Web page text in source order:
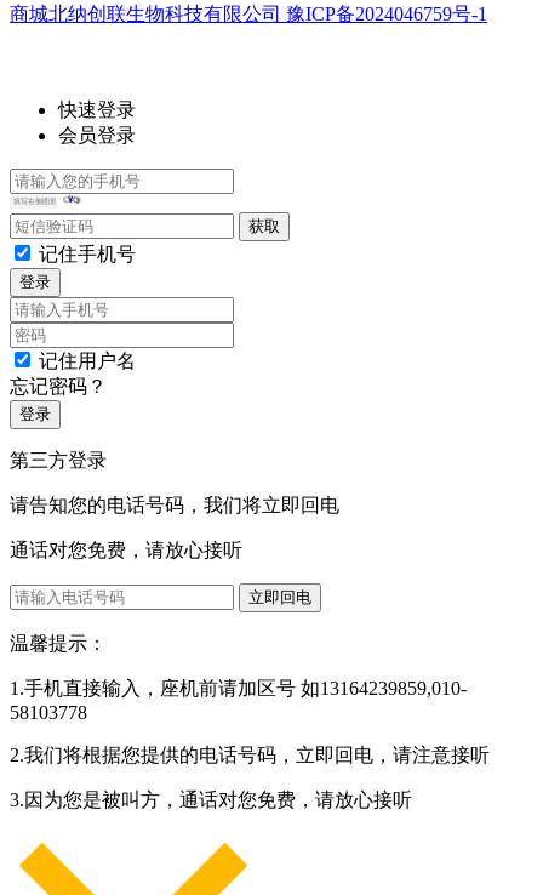
商城北纳创联生物科技有限公司 豫ICP备2024046759号-1
快速登录
会员登录
记住手机号
登录
记住用户名
忘记密码？
登录
第三方登录
请告知您的电话号码，我们将立即回电
通话对您免费，请放心接听
立即回电
温馨提示：
1.手机直接输入，座机前请加区号 如13164239859,010-
58103778
2.我们将根据您提供的电话号码，立即回电，请注意接听
3.因为您是被叫方，通话对您免费，请放心接听